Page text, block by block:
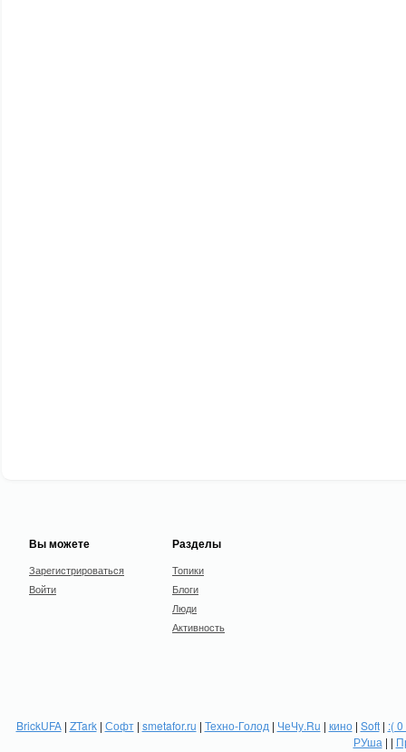
Вы можете
Зарегистрироваться
Войти
Разделы
Топики
Блоги
Люди
Активность
BrickUFA| ZTark| Софт| smetafor.ru | Техно-Голод | ЧеЧу.Ru | кино| Soft| :(
РУша | |